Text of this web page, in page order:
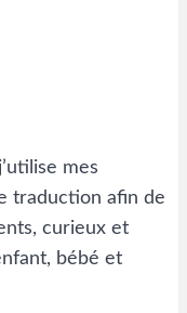
mes
traduction afin de
curieux et
bébé et